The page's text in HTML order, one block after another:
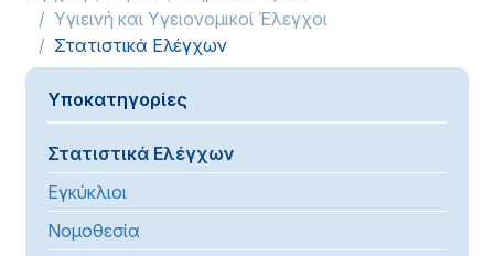
Υγιεινή και Υγειονομικοί Έλεγχοι
Στατιστικά Ελέγχων
Υποκατηγορίες
Στατιστικά Ελέγχων
Εγκύκλιοι
Νομοθεσία